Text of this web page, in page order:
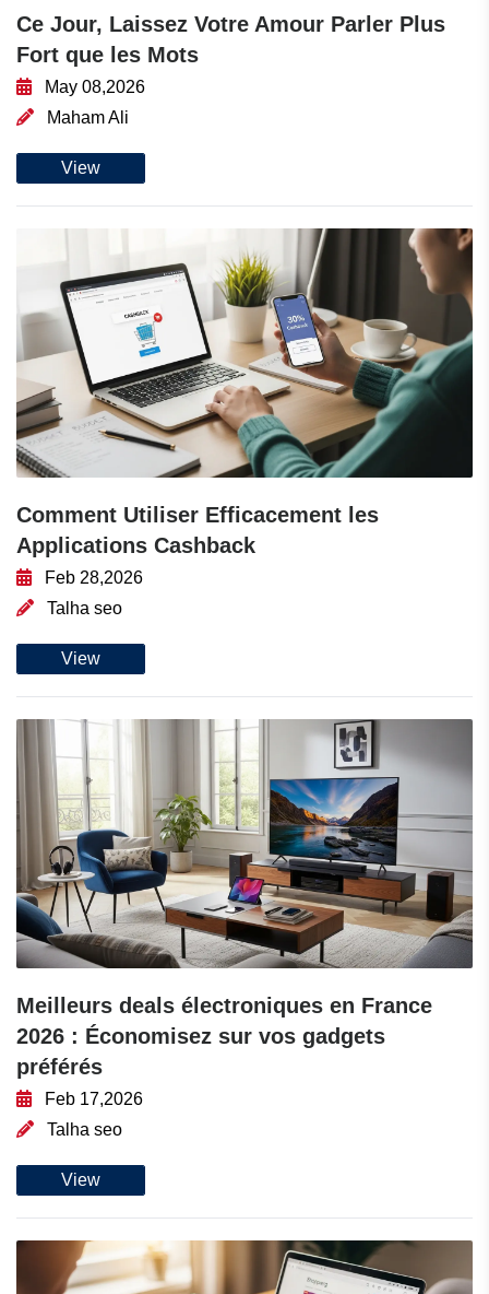
Ce Jour, Laissez Votre Amour Parler Plus
Fort que les Mots
May 08,2026
Maham Ali
View
Comment Utiliser Efficacement les
Applications Cashback
Feb 28,2026
Talha seo
View
Meilleurs deals électroniques en France
2026 : Économisez sur vos gadgets
préférés
Feb 17,2026
Talha seo
View